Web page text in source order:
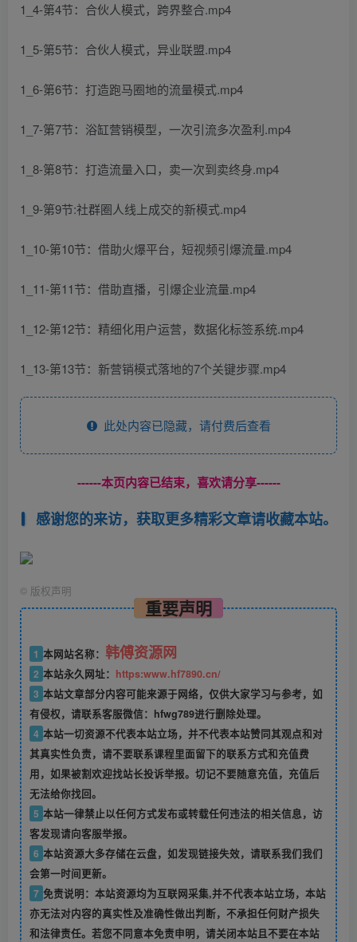
1_4-第4节：合伙人模式，跨界整合.mp4
1_5-第5节：合伙人模式，异业联盟.mp4
1_6-第6节：打造跑马圈地的流量模式.mp4
1_7-第7节：浴缸营销模型，一次引流多次盈利.mp4
1_8-第8节：打造流量入口，卖一次到卖终身.mp4
1_9-第9节:社群圈人线上成交的新模式.mp4
1_10-第10节：借助火爆平台，短视频引爆流量.mp4
1_11-第11节：借助直播，引爆企业流量.mp4
1_12-第12节：精细化用户运营，数据化标签系统.mp4
1_13-第13节：新营销模式落地的7个关键步骤.mp4
此处内容已隐藏，请付费后查看
------本页内容已结束，喜欢请分享------
感谢您的来访，获取更多精彩文章请收藏本站。
© 版权声明
重要声明
1 本网站名称： 韩傅资源网
2 本站永久网址： https:www.hf7890.cn/
3 本站文章部分内容可能来源于网络，仅供大家学习与参考，如
有侵权，请联系客服微信：hfwg789进行删除处理。
4 本站一切资源不代表本站立场，并不代表本站赞同其观点和对
其真实性负责，请不要联系课程里面留下的联系方式和充值费
用，如果被割欢迎找站长投诉举报。切记不要随意充值，充值后
无法给你找回。
5 本站一律禁止以任何方式发布或转载任何违法的相关信息，访
客发现请向客服举报。
6 本站资源大多存储在云盘，如发现链接失效，请联系我们我们
会第一时间更新。
7 免责说明：本站资源均为互联网采集,并不代表本站立场，本站
亦无法对内容的真实性及准确性做出判断，不承担任何财产损失
和法律责任。若您不同意本免责申明，请关闭本站且不要在本站